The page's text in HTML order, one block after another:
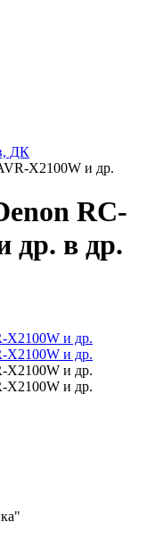
ДК
X2100W и др.
RC-
др. в др.